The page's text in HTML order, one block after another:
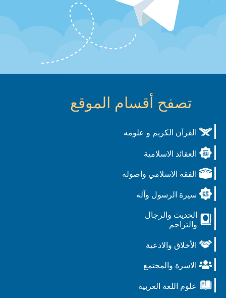
تصفح أقسام الموقع
القرآن الكريم و علومه
العقائد الاسلامية
الفقه الاسلامي واصوله
سيرة الرسول وآله
الحديث والرجال
والتراجم
الأخلاق والادعية
الاسرة والمجتمع
علوم اللغة العربية